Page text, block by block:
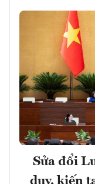
Sửa đổi
duy, kiến